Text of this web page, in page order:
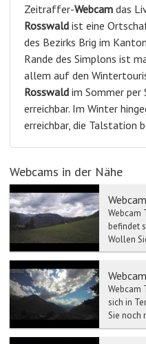
Zeitraffer-Webcam das
Rosswald ist eine
des Bezirks Brig im
Rande des Simplons ist
allem auf den
Rosswald im Sommer per
erreichbar. Im Winter
erreichbar, die Talstation
Webcams in der Nähe
Webcam
befindet
Wollen
ist?
Webcam
sich in
Sie noch
nac...